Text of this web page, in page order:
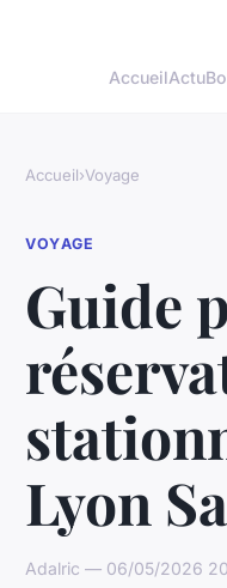
AccueilActu
Accueil›Voyage
VOYAGE
Guide
Lyon
Adalric — 06/05/2026